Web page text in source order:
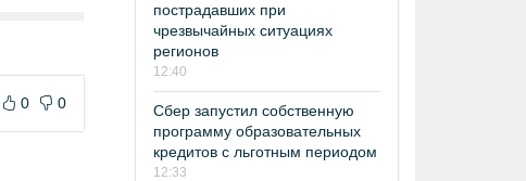
0 0
пострадавших при
чрезвычайных ситуациях
регионов
12:40
Сбер запустил собственную
программу образовательных
кредитов с льготным периодом
12:33